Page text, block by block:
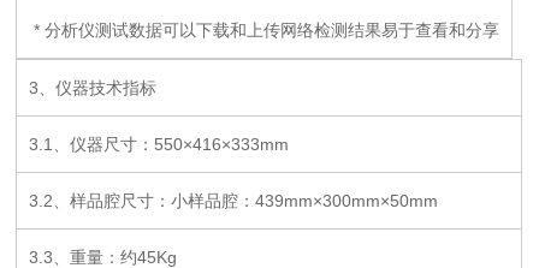
* 分析仪测试数据可以下载和上传网络检测结果易于查看和分享
3、仪器技术指标
3.1、仪器尺寸：550×416×333mm
3.2、样品腔尺寸：小样品腔：439mm×300mm×50mm
3.3、重量：约45Kg